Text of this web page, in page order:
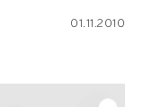
01.11.2010